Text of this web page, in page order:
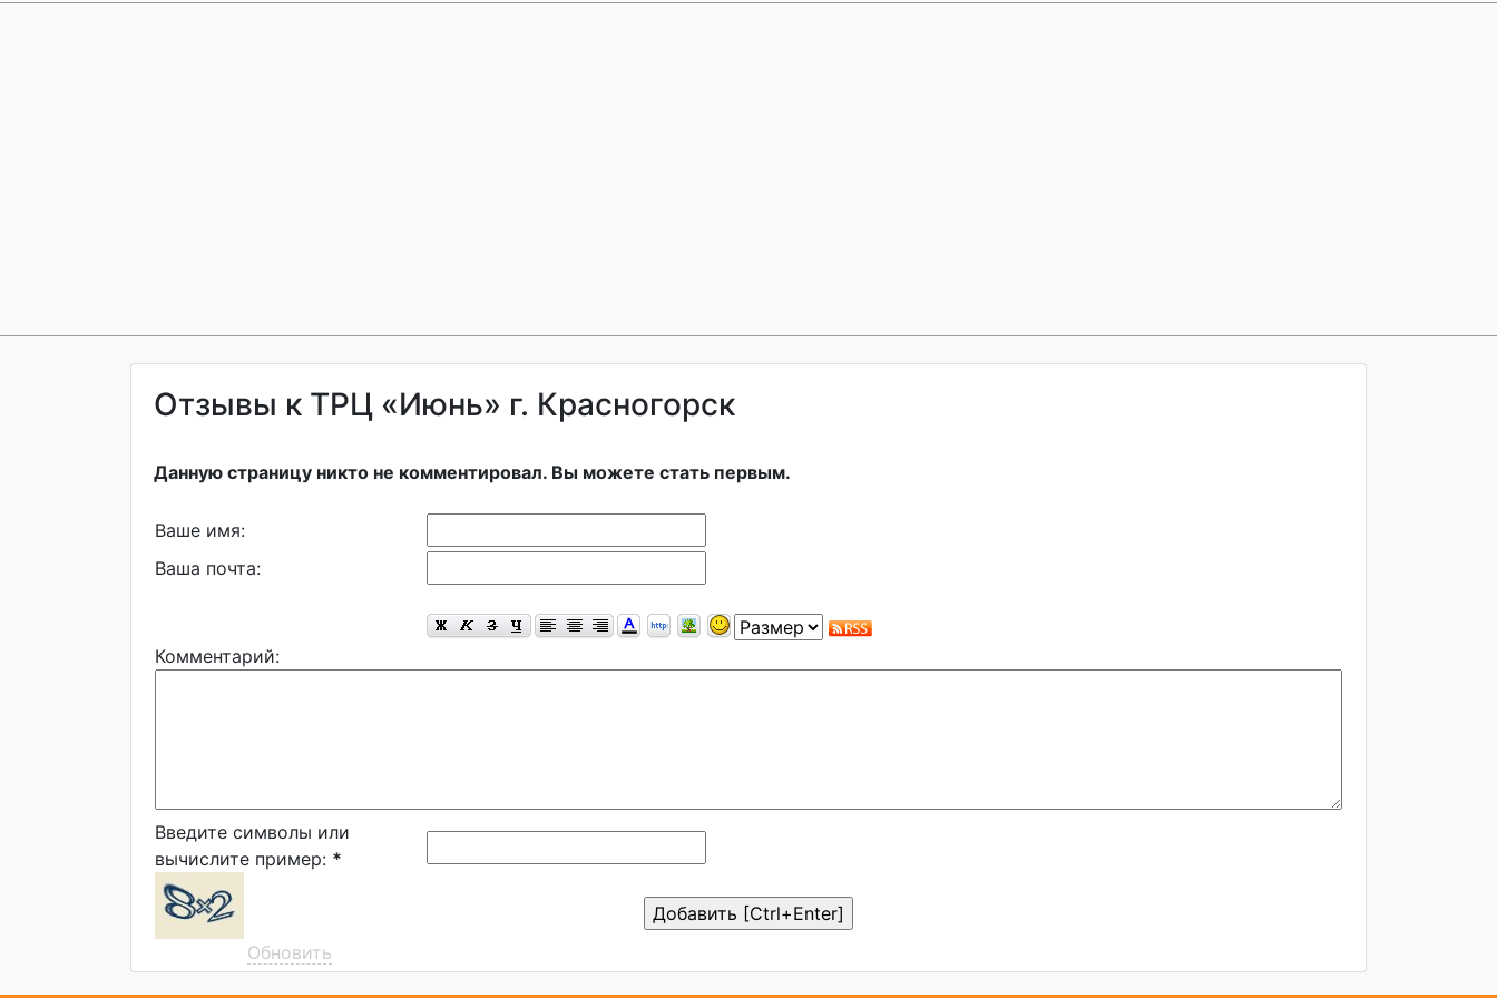
Отзывы к ТРЦ «Июнь» г. Красногорск
Данную страницу никто не комментировал. Вы можете стать первым.
Ваше имя:
Ваша почта:
Комментарий:
Введите символы или
вычислите пример: *
Обновить